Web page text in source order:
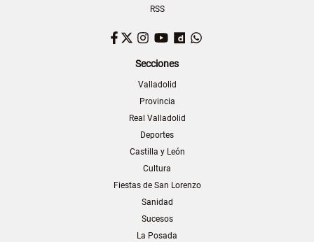
RSS
Facebook
TwitterInstagram
YouTubeDailymotion
Secciones
Valladolid
Provincia
Real Valladolid
Deportes
Castilla y León
Cultura
Fiestas de San Lorenzo
Sanidad
Sucesos
La Posada